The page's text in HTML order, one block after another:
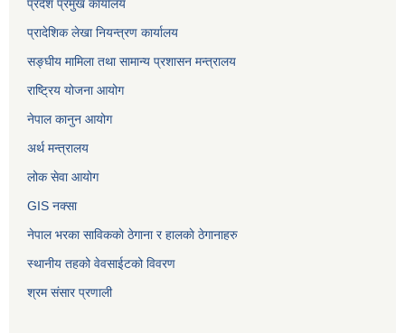
प्रदेश प्रमुख कार्यालय
प्रादेशिक लेखा नियन्त्रण कार्यालय
सङ्‍घीय मामिला तथा सामान्य प्रशासन मन्त्रालय
राष्ट्रिय योजना आयोग
नेपाल कानुन आयोग
अर्थ मन्त्रालय
लोक सेवा आयोग
GIS नक्सा
नेपाल भरका साविककाे ठेगाना र हालकाे ठेगानाहरु
स्थानीय तहको वेवसाईटको विवरण
श्रम संसार प्रणाली